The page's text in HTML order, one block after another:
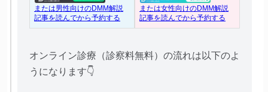
または男性向けのDMM解説
記事を読んでから予約する
または女性向けのDMM解説
記事を読んでから予約する
オンライン診療（診察料無料）の流れは以下のよ
うになります👇